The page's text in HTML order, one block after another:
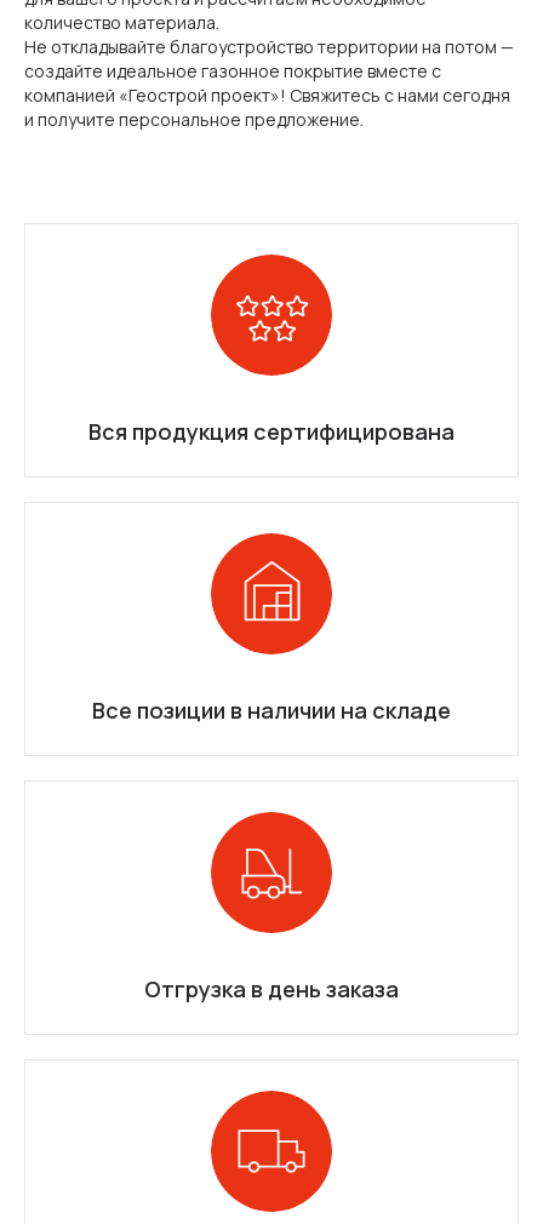
количество материала.
Не откладывайте благоустройство территории на потом —
создайте идеальное газонное покрытие вместе с
компанией «Геострой проект»! Свяжитесь с нами сегодня
и получите персональное предложение.
Вся продукция сертифицирована
Все позиции в наличии на складе
Отгрузка в день заказа